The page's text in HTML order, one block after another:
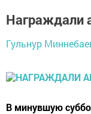
Награждали
Гульнур
В минувшую